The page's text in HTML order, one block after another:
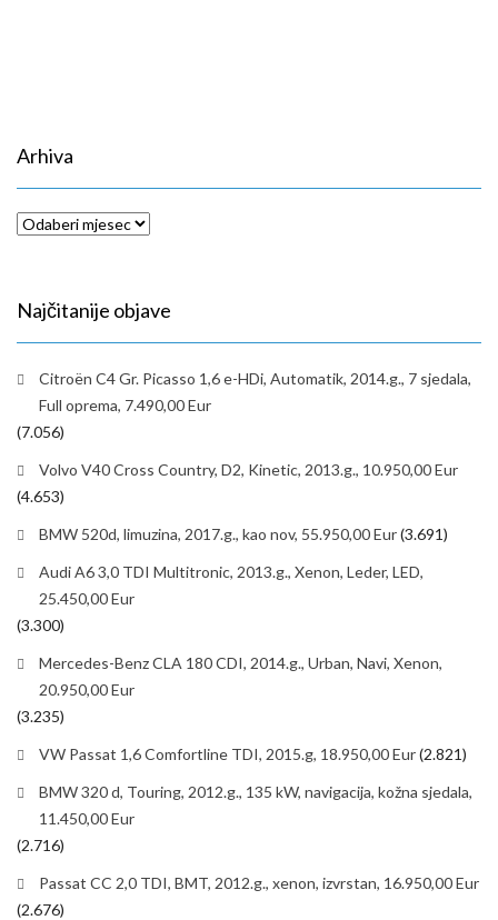
Arhiva
Arhiva
Najčitanije objave
Citroën C4 Gr. Picasso 1,6 e-HDi, Automatik, 2014.g., 7 sjedala,
Full oprema, 7.490,00 Eur
(7.056)
Volvo V40 Cross Country, D2, Kinetic, 2013.g., 10.950,00 Eur
(4.653)
BMW 520d, limuzina, 2017.g., kao nov, 55.950,00 Eur(3.691)
Audi A6 3,0 TDI Multitronic, 2013.g., Xenon, Leder, LED,
25.450,00 Eur
(3.300)
Mercedes-Benz CLA 180 CDI, 2014.g., Urban, Navi, Xenon,
20.950,00 Eur
(3.235)
VW Passat 1,6 Comfortline TDI, 2015.g, 18.950,00 Eur(2.821)
BMW 320 d, Touring, 2012.g., 135 kW, navigacija, kožna sjedala,
11.450,00 Eur
(2.716)
Passat CC 2,0 TDI, BMT, 2012.g., xenon, izvrstan, 16.950,00 Eur
(2.676)